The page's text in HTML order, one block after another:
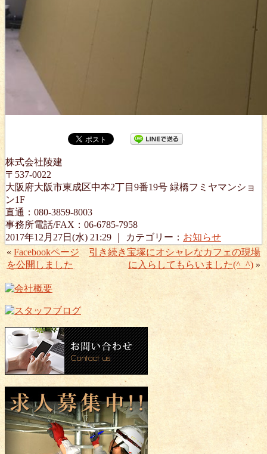
株式会社陵建
〒537-0022
大阪府大阪市東成区中本2丁目9番19号 緑橋フミヤマンショ
ン1F
直通：080-3859-8003
事務所電話/FAX：06-6785-7958
2017年12月27日(水) 21:29 ｜ カテゴリー： お知らせ
« Facebookページ
を公開しました
引き続き宝塚にオシャレなカフェの現場
に入らしてもらいました(^_^) »